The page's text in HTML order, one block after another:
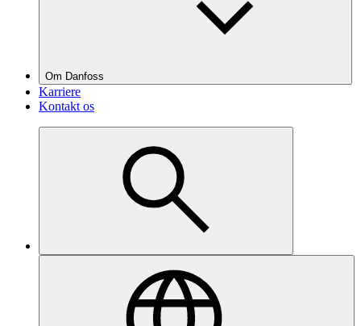
Om Danfoss
Karriere
Kontakt os